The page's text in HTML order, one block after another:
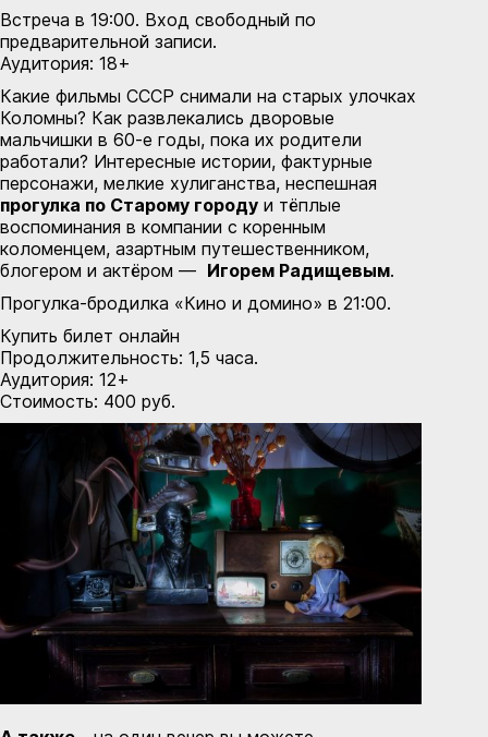
Встреча в 19:00. Вход свободный по
предварительной записи.
Аудитория: 18+
Какие фильмы СССР снимали на старых улочках
Коломны? Как развлекались дворовые
мальчишки в 60-е годы, пока их родители
работали? Интересные истории, фактурные
персонажи, мелкие хулиганства, неспешная
прогулка по Старому городу и тёплые
воспоминания в компании с коренным
коломенцем, азартным путешественником,
блогером и актёром — Игорем Радищевым.
Прогулка-бродилка «Кино и домино» в 21:00.
Купить билет онлайн
Продолжительность: 1,5 часа.
Аудитория: 12+
Стоимость: 400 руб.